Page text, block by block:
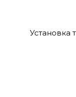
Установка